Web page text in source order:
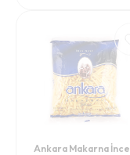
Ankara Makarna İnce